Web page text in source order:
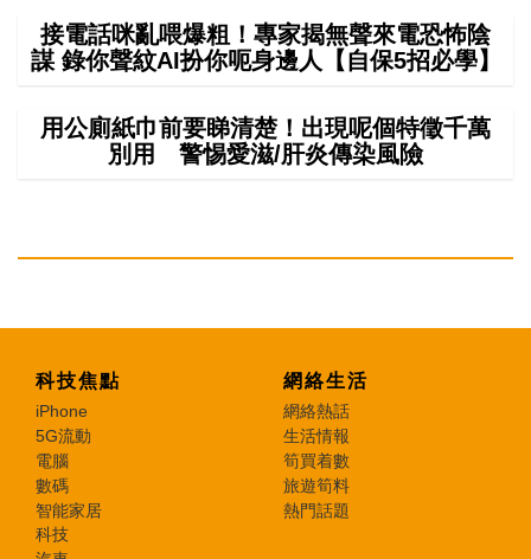
接電話咪亂喂爆粗！專家揭無聲來電恐怖陰
謀 錄你聲紋AI扮你呃身邊人【自保5招必學】
用公廁紙巾前要睇清楚！出現呢個特徵千萬
別用 警惕愛滋/肝炎傳染風險
科技焦點
iPhone
5G流動
電腦
數碼
智能家居
科技
網絡生活
網絡熱話
生活情報
筍買着數
旅遊筍料
熱門話題